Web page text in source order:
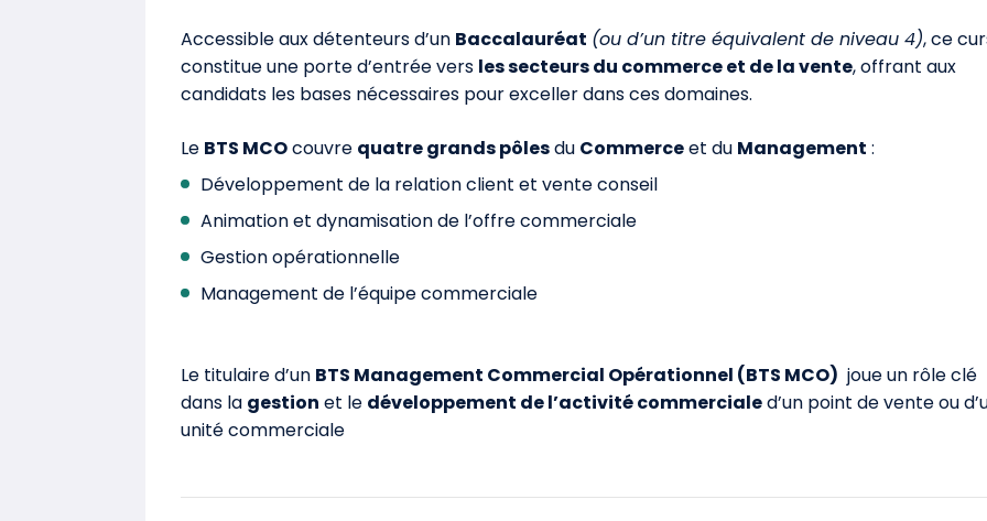
Accessible aux détenteurs d’un Baccalauréat (ou d’un titre équivalent de niveau 4), ce
constitue une porte d’entrée vers les secteurs du commerce et de la vente, offrant aux
candidats les bases nécessaires pour exceller dans ces domaines.
Le BTS MCOcouvre quatre grands pôlesdu Commerceet du Management :
Développement de la relation client et vente conseil
Animation et dynamisation de l’offre commerciale
Gestion opérationnelle
Management de l’équipe commerciale
Le titulaire d’un BTS Management Commercial Opérationnel (BTS MCO) joue un rôle clé
dans la gestion et le développement de l’activité commercialed’un point de vente ou
unité commerciale